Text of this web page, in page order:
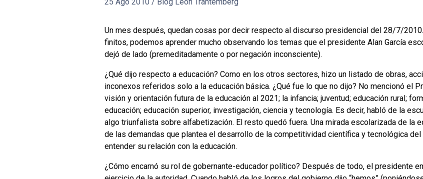
25 Ago 2010 / Blog León Trahtemberg
Un mes después, quedan cosas por decir respecto al discurso presidencial del 28/7/
finitos, podemos aprender mucho observando los temas que el presidente Alan García
dejó de lado (premeditadamente o por negación inconsciente).
¿Qué dijo respecto a educación? Como en los otros sectores, hizo un listado de obras,
inconexos referidos solo a la educación básica. ¿Qué fue lo que no dijo? No mencionó el
visión y orientación futura de la educación al 2021; la infancia; juventud; educación rural;
educación; educación superior, investigación, ciencia y tecnología. Es decir, habló de la
algo triunfalista sobre alfabetización. El resto quedó fuera. Una mirada escolarizada de la
de las demandas que plantea el desarrollo de la competitividad científica y tecnológica
entender su relación con la educación.
¿Cómo encarnó su rol de gobernante-educador político? Después de todo, el presidente